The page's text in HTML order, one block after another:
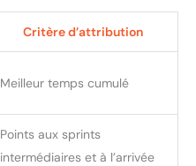
Critère d’attribution
Meilleur temps cumulé
Points aux sprints
intermédiaires et à l’arrivée